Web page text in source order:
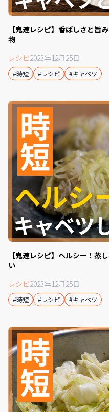
【鬼速レシピ】香ばしさと旨
物
レシピ2023年12月25日
#時短 #レシピ #キャベツ
【鬼速レシピ】ヘルシー！蒸
い
レシピ2023年12月25日
#時短 #レシピ #キャベツ